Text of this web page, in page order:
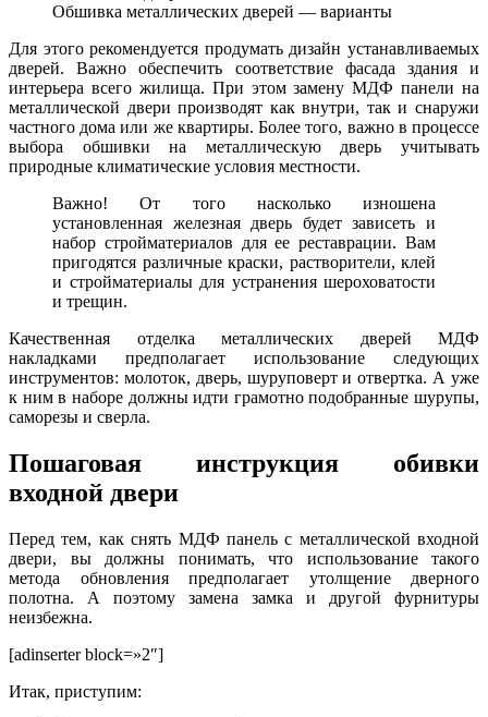
Обшивка металлических дверей — варианты
Для этого рекомендуется продумать дизайн устанавливаемых
дверей. Важно обеспечить соответствие фасада здания и
интерьера всего жилища. При этом замену МДФ панели на
металлической двери производят как внутри, так и снаружи
частного дома или же квартиры. Более того, важно в процессе
выбора обшивки на металлическую дверь учитывать
природные климатические условия местности.
Важно! От того насколько изношена
установленная железная дверь будет зависеть и
набор стройматериалов для ее реставрации. Вам
пригодятся различные краски, растворители, клей
и стройматериалы для устранения шероховатости
и трещин.
Качественная отделка металлических дверей МДФ
накладками предполагает использование следующих
инструментов: молоток, дверь, шуруповерт и отвертка. А уже
к ним в наборе должны идти грамотно подобранные шурупы,
саморезы и сверла.
Пошаговая инструкция обивки
входной двери
Перед тем, как снять МДФ панель с металлической входной
двери, вы должны понимать, что использование такого
метода обновления предполагает утолщение дверного
полотна. А поэтому замена замка и другой фурнитуры
неизбежна.
[adinserter block=»2″]
Итак, приступим: